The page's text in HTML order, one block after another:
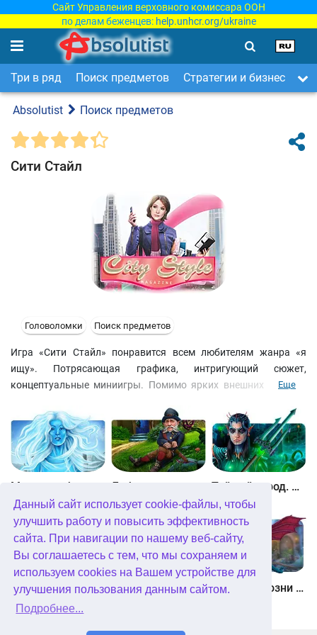
Данный сайт использует cookie-файлы, чтобы
улучшить работу и повысить эффективность
сайта. При навигации по нашему веб-сайту,
Вы соглашаетесь с тем, что мы сохраняем и
используем cookies на Вашем устройстве для
улучшения пользования данным сайтом.
Подробнее...
Сайт Управления верховного комиссара ООН
по делам беженцев: help.unhcr.org/ukraine
Три в ряд Поиск предметов Стратегии и бизнес
Absolutist Поиск предметов
Сити Стайл
Головоломки Поиск предметов
Игра «Сити Стайл» понравится всем любителям жанра «я
ищу». Потрясающая графика, интригующий сюжет,
концептуальные миниигры. Помимо ярких внешних отличий
еще одно немаловажное достоинство: в создании проекта
принимали активное участие представительницы прекрасной
половины человечества. В результате игра получилась
стильной, нестандартной и интересной.
Еще
Тайный город. Подводное королевство. Коллекционное издание
Небесные земли. Пробуждение гигантов. Коллекционное издание Загадки Нью-Йорка. Пробуждение. Коллекционное издание Химеры. Козни зла. Коллекционное издание